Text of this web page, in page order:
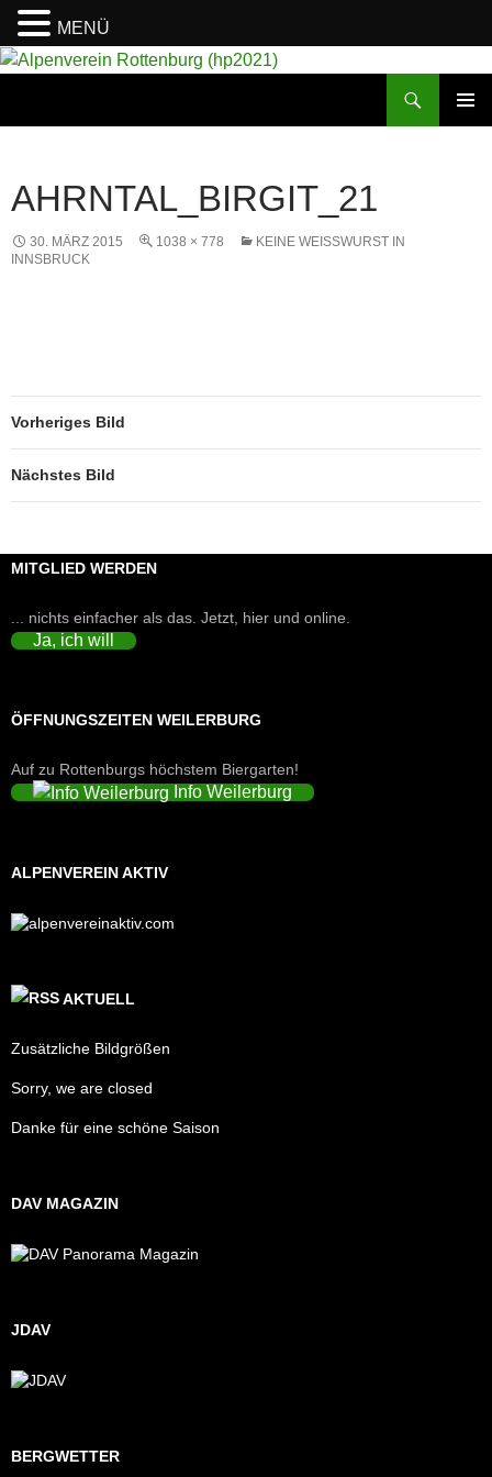
AHRNTAL_BIRGIT_21
30. MÄRZ 2015 1038 × 778
KEINE WEISSWURST IN I
NNSBRUCK
Vorheriges Bild
Nächstes Bild
MITGLIED WERDEN
... nichts einfacher als das. Jetzt, hier und online.
Ja, ich will
ÖFFNUNGSZEITEN WEILERBURG
Auf zu Rottenburgs höchstem Biergarten!
Info Weilerburg
ALPENVEREIN AKTIV
AKTUELL
Zusätzliche Bildgrößen
Sorry, we are closed
Danke für eine schöne Saison
DAV MAGAZIN
JDAV
BERGWETTER
MENÜ